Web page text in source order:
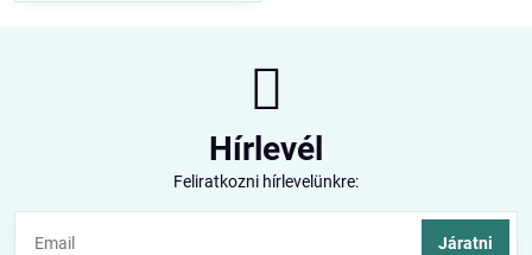
Hírlevél
Feliratkozni hírlevelünkre:
Járatni